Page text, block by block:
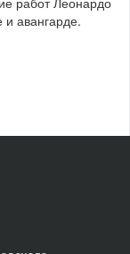
авангарде.